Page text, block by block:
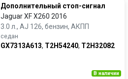
Дополнительный стоп-сигнал
Jaguar XF X260 2016
3.0 л., AJ 126, бензин, АКПП
седан
GX7313A613, T2H54240, T2H32082
В наличии